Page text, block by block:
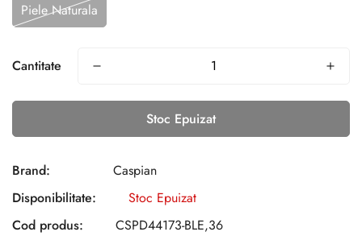
Piele Naturala
Cantitate
Stoc Epuizat
Brand:
Caspian
Disponibilitate:
Stoc Epuizat
Cod produs:
CSPD44173-BLE,36